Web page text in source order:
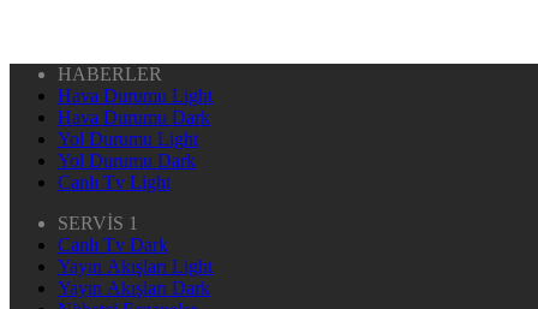
HABERLER
Hava Durumu Light
Hava Durumu Dark
Yol Durumu Light
Yol Durumu Dark
Canlı Tv Light
SERVİS 1
Canlı Tv Dark
Yayın Akışları Light
Yayın Akışları Dark